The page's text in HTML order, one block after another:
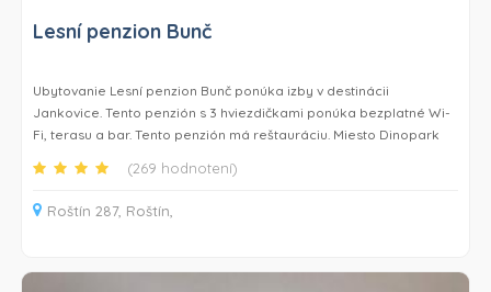
Lesní penzion Bunč
Ubytovanie Lesní penzion Bunč ponúka izby v destinácii
Jankovice. Tento penzión s 3 hviezdičkami ponúka bezplatné Wi-
Fi, terasu a bar. Tento penzión má reštauráciu. Miesto Dinopark
Každá izba v ubytovaní Lesní penzion Bunč má šatníkovú skriňu. V
izbách je k dispozícii súkromná kúpeľňa a niektoré izby v
(269 hodnotení)
Roštín 287, Roštín,